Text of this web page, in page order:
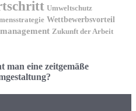
Umweltschutz
Wettbewerbsvorteil
Zukunft der Arbeit
man eine zeitgemäße